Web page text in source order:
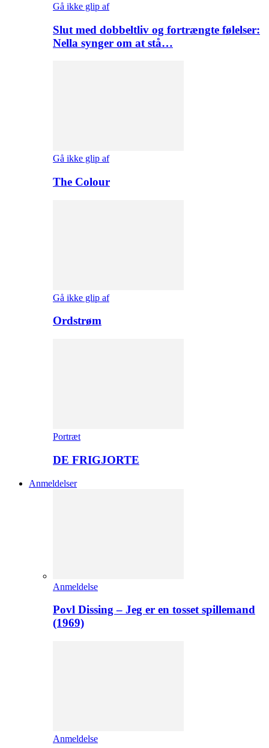
Gå ikke glip af
Slut med dobbeltliv og fortrængte følelser:
Nella synger om at stå…
Gå ikke glip af
The Colour
Gå ikke glip af
Ordstrøm
Portræt
DE FRIGJORTE
Anmeldelser
Anmeldelse
Povl Dissing – Jeg er en tosset spillemand
(1969)
Anmeldelse